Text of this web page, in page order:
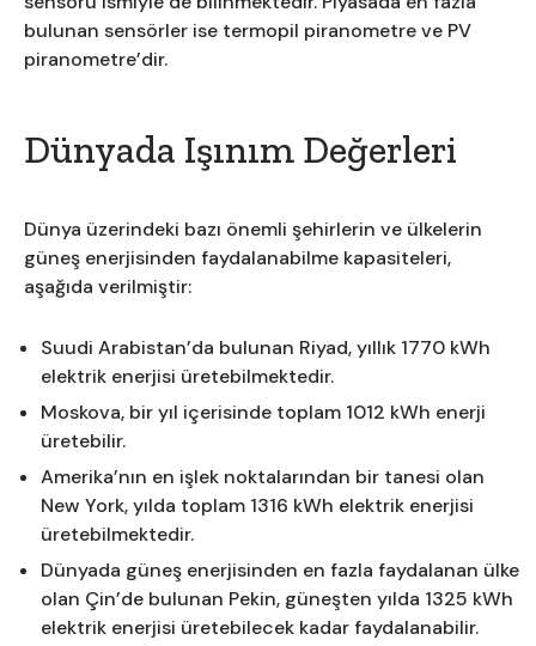
bulunan sensörler ise termopil piranometre ve PV
piranometre’dir.
Dünyada Işınım Değerleri
Dünya üzerindeki bazı önemli şehirlerin ve ülkelerin
güneş enerjisinden faydalanabilme kapasiteleri,
aşağıda verilmiştir:
Suudi Arabistan’da bulunan Riyad, yıllık 1770 kWh
elektrik enerjisi üretebilmektedir.
Moskova, bir yıl içerisinde toplam 1012 kWh enerji
üretebilir.
Amerika’nın en işlek noktalarından bir tanesi olan
New York, yılda toplam 1316 kWh elektrik enerjisi
üretebilmektedir.
Dünyada güneş enerjisinden en fazla faydalanan ülke
olan Çin’de bulunan Pekin, güneşten yılda 1325 kWh
elektrik enerjisi üretebilecek kadar faydalanabilir.